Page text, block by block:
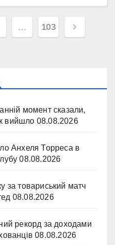
… 103
момент сказали,
вийшло 08.08.2026
Анхеля Торреса в
08.08.2026
за товариський матч
08.08.2026
рекорд за доходами
08.08.2026